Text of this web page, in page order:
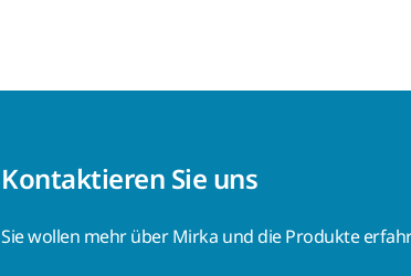
Kontaktieren Sie uns
Sie wollen mehr über Mirka und die Produkte